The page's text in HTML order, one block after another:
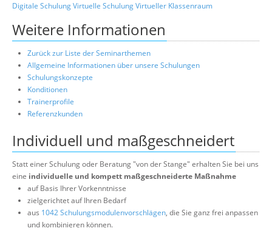
Digitale SchulungVirtuelle SchulungVirtueller Klassenraum
Weitere Informationen
Zurück zur Liste der Seminarthemen
Allgemeine Informationen über unsere Schulungen
Schulungskonzepte
Konditionen
Trainerprofile
Referenzkunden
Individuell und maßgeschneidert
Statt einer Schulung oder Beratung "von der Stange" erhalten Sie bei uns
eine individuelle und kompett maßgeschneiderte Maßnahme
auf Basis Ihrer Vorkenntnisse
zielgerichtet auf Ihren Bedarf
aus 1042 Schulungsmodulenvorschlägen, die Sie ganz frei anpassen
und kombinieren können.